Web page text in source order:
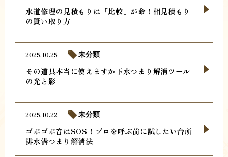
水道修理の見積もりは「比較」が命！相見積もり
の賢い取り方
その道具本当に使えますか下水つまり解消ツール
の光と影
2025.10.25 未分類
ゴボゴボ音はSOS！プロを呼ぶ前に試したい台所
排水溝つまり解消法
2025.10.22 未分類